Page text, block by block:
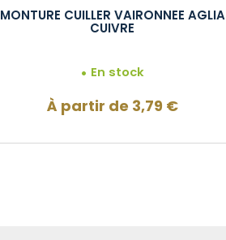
MONTURE CUILLER VAIRONNEE AGLIA
CUIVRE
En stock
À partir de 3,79 €